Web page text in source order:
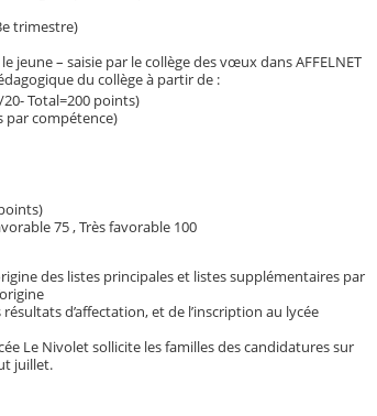
trimestre)
jeune – saisie par le collège des vœux dans AFFELNET
du collège à partir de :
Total=200 points)
par compétence)
75 , Très favorable 100
des listes principales et listes supplémentaires par
d’affectation, et de l’inscription au lycée
Le Nivolet sollicite les familles des candidatures sur
juillet.